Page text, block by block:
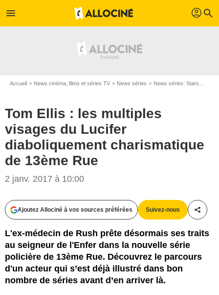
menu profil search
Accueil News cinéma, films et séries TV News séries News séries: Stars
Tom Ellis : les multiples
visages du Lucifer
diaboliquement charismatique
de 13ème Rue
2 janv. 2017 à 10:00
Ajoutez Allociné à vos sources préférées Suivez-nous
L'ex-médecin de Rush prête désormais ses traits
au seigneur de l'Enfer dans la nouvelle série
policière de 13ème Rue. Découvrez le parcours
d'un acteur qui s’est déjà illustré dans bon
nombre de séries avant d’en arriver là.
Gavin Bond/USA Network